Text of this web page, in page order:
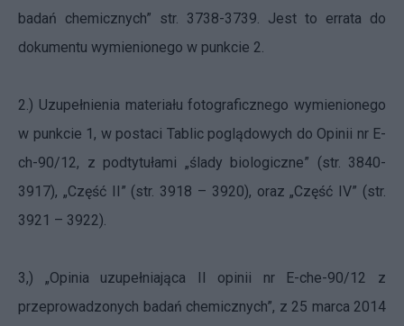
badań chemicznych” str. 3738-3739. Jest to errata do
dokumentu wymienionego w punkcie 2.
2.) Uzupełnienia materiału fotograficznego wymienionego
w punkcie 1, w postaci Tablic poglądowych do Opinii nr E-
ch-90/12, z podtytułami „ślady biologiczne” (str. 3840-
3917), „Część II” (str. 3918 – 3920), oraz „Część IV” (str.
3921 – 3922).
3,) „Opinia uzupełniająca II opinii nr E-che-90/12 z
przeprowadzonych badań chemicznych”, z 25 marca 2014